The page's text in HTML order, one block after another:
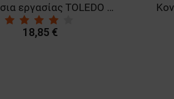
Παπούτσια εργασίας TOLEDO BS ANKLE O1
18,85 €